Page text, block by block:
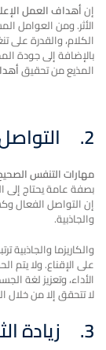
إنأهداف العمل
الأثر. ومن العوامل
الكلام، والقدرة على
بالإضافة إلى جودة
المذيع من تحقيق
2.
مهارات التنفس
بصفة عامة يحتاج إلى
إن التواصل الفعال
والجاذبية.
والكاريزما والجاذبية
على الإقناع. ولا يتم
الأداء، وتعزيز لغة
لا تتحقق إلا من
3. زيادة